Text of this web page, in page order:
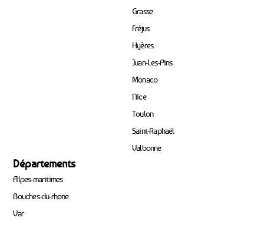
Grasse
Fréjus
Hyères
Juan-Les-Pins
Monaco
Nice
Toulon
Saint-Raphaël
Valbonne
Départements
Alpes-maritimes
Bouches-du-rhone
Var